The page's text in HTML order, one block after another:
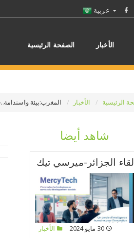
الصفحة الرئيسية الأخبار
الرئيسية الأخبار المغرب:بيئة
شاهد أيضا
لقاء الجزائر-ميرسي تيك
30 مايو 2024
الأخبار